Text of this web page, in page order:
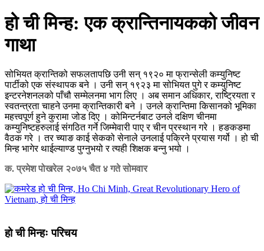
हो ची मिन्ह: एक क्रान्तिनायकको जीवन
गाथा
सोभियत क्रान्तिको सफलतापछि उनी सन् १९२० मा फ्रान्सेली कम्युनिष्ट
पार्टीको एक संस्थापक बने । उनी सन् १९२३ मा सोभियत पुगे र कम्युनिष्ट
इन्टरनेशनलको पाँचौ सम्मेलनमा भाग लिए । अब समान अधिकार, राष्ट्रियता र
स्वतन्त्रता चाहने उनमा क्रान्तिकारी बने । उनले क्रान्तिमा किसानको भूमिका
महत्त्वपूर्ण हुने कुरामा जोड दिए । कोमिन्टर्नबाट उनले दक्षिण चीनमा
कम्युनिष्टहरुलाई संगठित गर्ने जिम्मेवारी पाए र चीन प्रस्थान गरे । हङकङमा
वैठक गरे । तर च्याङ काई सेकको सेनाले उनलाई पक्रिने प्रयास गर्यो । हो ची
मिन्ह भागेर थाईल्याण्ड पुग्नुभयो र त्यही शिक्षक बन्नु भयो ।
क. प्रमेश पोखरेल २०७५ चैत ४ गते सोमवार
हो ची मिन्हः परिचय